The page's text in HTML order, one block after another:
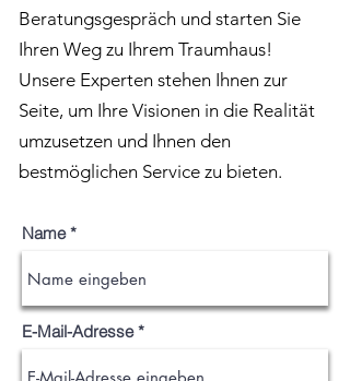
Beratungsgespräch und starten Sie
Ihren Weg zu Ihrem Traumhaus!
Unsere Experten stehen Ihnen zur
Seite, um Ihre Visionen in die Realität
umzusetzen und Ihnen den
bestmöglichen Service zu bieten.
Name
E-Mail-Adresse